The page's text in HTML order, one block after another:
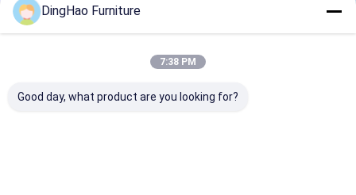
DingHao Furniture
7:38 PM
Good day, what product are you looking for?